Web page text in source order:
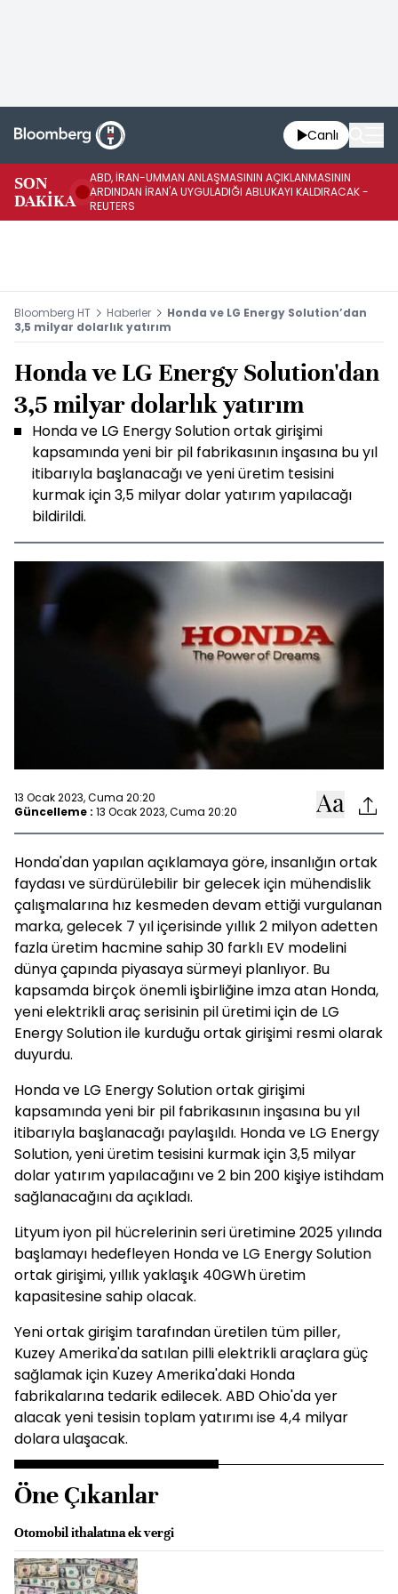
Canlı
SON
DAKİKA
ABD, İRAN-UMMAN ANLAŞMASININ AÇIKLANMASININ
ARDINDAN İRAN'A UYGULADIĞI ABLUKAYI KALDIRACAK -
REUTERS
Bloomberg HT Haberler
Honda ve LG Energy Solution’dan
3,5 milyar dolarlık yatırım
Honda ve LG Energy Solution'dan
3,5 milyar dolarlık yatırım
Honda ve LG Energy Solution ortak girişimi
kapsamında yeni bir pil fabrikasının inşasına bu yıl
itibarıyla başlanacağı ve yeni üretim tesisini
kurmak için 3,5 milyar dolar yatırım yapılacağı
bildirildi.
13 Ocak 2023, Cuma 20:20
Güncelleme : 13 Ocak 2023, Cuma 20:20
Honda'dan yapılan açıklamaya göre, insanlığın ortak
faydası ve sürdürülebilir bir gelecek için mühendislik
çalışmalarına hız kesmeden devam ettiği vurgulanan
marka, gelecek 7 yıl içerisinde yıllık 2 milyon adetten
fazla üretim hacmine sahip 30 farklı EV modelini
dünya çapında piyasaya sürmeyi planlıyor. Bu
kapsamda birçok önemli işbirliğine imza atan Honda,
yeni elektrikli araç serisinin pil üretimi için de LG
Energy Solution ile kurduğu ortak girişimi resmi olarak
duyurdu.
Honda ve LG Energy Solution ortak girişimi
kapsamında yeni bir pil fabrikasının inşasına bu yıl
itibarıyla başlanacağı paylaşıldı. Honda ve LG Energy
Solution, yeni üretim tesisini kurmak için 3,5 milyar
dolar yatırım yapılacağını ve 2 bin 200 kişiye istihdam
sağlanacağını da açıkladı.
Lityum iyon pil hücrelerinin seri üretimine 2025 yılında
başlamayı hedefleyen Honda ve LG Energy Solution
ortak girişimi, yıllık yaklaşık 40GWh üretim
kapasitesine sahip olacak.
Yeni ortak girişim tarafından üretilen tüm piller,
Kuzey Amerika'da satılan pilli elektrikli araçlara güç
sağlamak için Kuzey Amerika'daki Honda
fabrikalarına tedarik edilecek. ABD Ohio'da yer
alacak yeni tesisin toplam yatırımı ise 4,4 milyar
dolara ulaşacak.
Öne Çıkanlar
Otomobil ithalatına ek vergi